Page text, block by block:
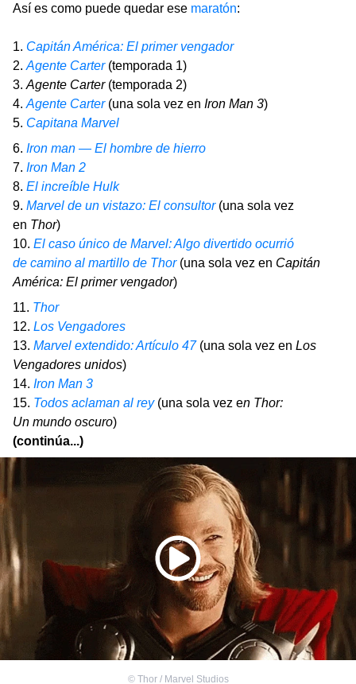
Así es como puede quedar ese maratón:
1. Capitán América: El primer vengador
2. Agente Carter(temporada 1)
3. Agente Carter(temporada 2)
4. Agente Carter (una sola vez en Iron Man 3)
5. Capitana Marvel
6. Iron man — El hombre de hierro
7. Iron Man 2
8. El increíble Hulk
9. Marvel de un vistazo: El consultor (una sola vez
en Thor)
10. El caso único de Marvel: Algo divertido ocurrió
de camino al martillo de Thor (una sola vez en Capitán
América: El primer vengador)
11. Thor
12. Los Vengadores
13. Marvel extendido: Artículo 47(una sola vez en Los
Vengadores unidos)
14. Iron Man 3
15. Todos aclaman al rey (una sola vez en Thor:
Un mundo oscuro)
(continúa...)
© Thor / Marvel Studios